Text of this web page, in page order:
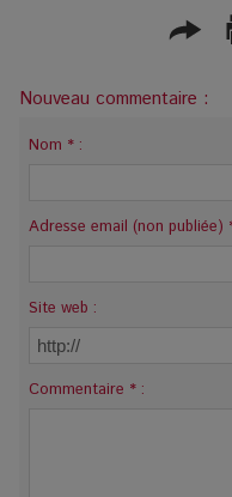
Nouveau commentaire :
Nom * :
Adresse email (non publiée)
Site web :
Commentaire * :